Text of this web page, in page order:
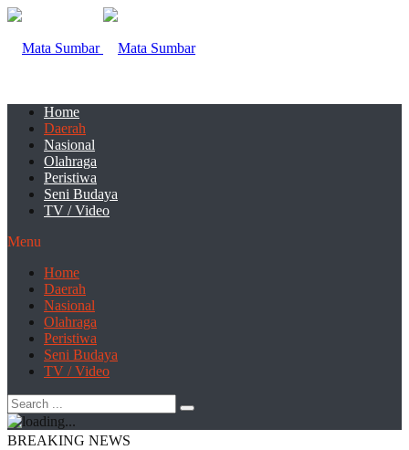
Home
Daerah
Nasional
Olahraga
Peristiwa
Seni Budaya
TV / Video
Menu
Home
Daerah
Nasional
Olahraga
Peristiwa
Seni Budaya
TV / Video
BREAKING NEWS